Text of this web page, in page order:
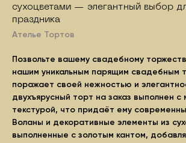
сухоцветами — элегантный выбор
праздника
Ателье Тортов
Позвольте вашему свадебному
нашим уникальным парящим свадебным
поражает своей нежностью и
двухъярусный торт на заказ выполнен с
текстурой, что придаёт ему
Воланы и декоративные элементы из
выполненные с золотым кантом,